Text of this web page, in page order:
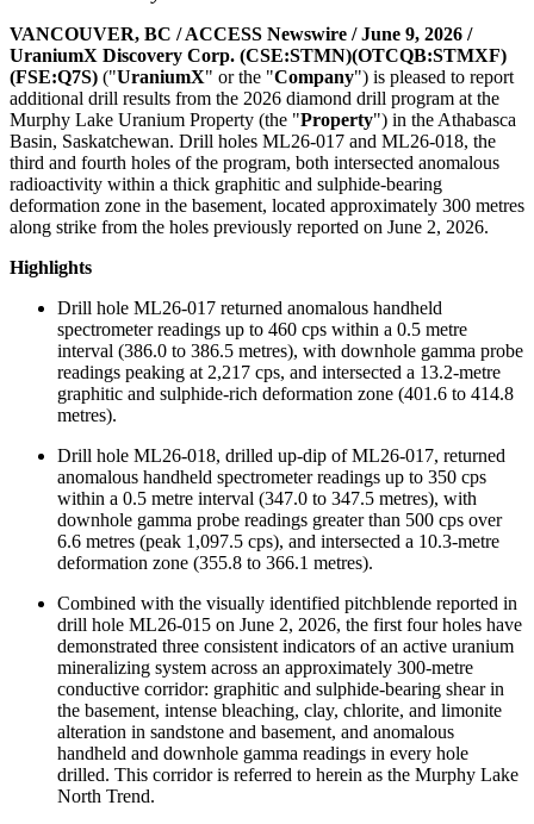
VANCOUVER, BC / ACCESS Newswire / June 9, 2026 /
UraniumX Discovery Corp. (CSE:STMN)(OTCQB:STMXF)
(FSE:Q7S) ("UraniumX" or the "Company") is pleased to report
additional drill results from the 2026 diamond drill program at the
Murphy Lake Uranium Property (the "Property") in the Athabasca
Basin, Saskatchewan. Drill holes ML26-017 and ML26-018, the
third and fourth holes of the program, both intersected anomalous
radioactivity within a thick graphitic and sulphide-bearing
deformation zone in the basement, located approximately 300 metres
along strike from the holes previously reported on June 2, 2026.
Highlights
Drill hole ML26-017 returned anomalous handheld
spectrometer readings up to 460 cps within a 0.5 metre
interval (386.0 to 386.5 metres), with downhole gamma probe
readings peaking at 2,217 cps, and intersected a 13.2-metre
graphitic and sulphide-rich deformation zone (401.6 to 414.8
metres).
Drill hole ML26-018, drilled up-dip of ML26-017, returned
anomalous handheld spectrometer readings up to 350 cps
within a 0.5 metre interval (347.0 to 347.5 metres), with
downhole gamma probe readings greater than 500 cps over
6.6 metres (peak 1,097.5 cps), and intersected a 10.3-metre
deformation zone (355.8 to 366.1 metres).
Combined with the visually identified pitchblende reported in
drill hole ML26-015 on June 2, 2026, the first four holes have
demonstrated three consistent indicators of an active uranium
mineralizing system across an approximately 300-metre
conductive corridor: graphitic and sulphide-bearing shear in
the basement, intense bleaching, clay, chlorite, and limonite
alteration in sandstone and basement, and anomalous
handheld and downhole gamma readings in every hole
drilled. This corridor is referred to herein as the Murphy Lake
North Trend.